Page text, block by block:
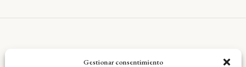
Gestionar consentimiento